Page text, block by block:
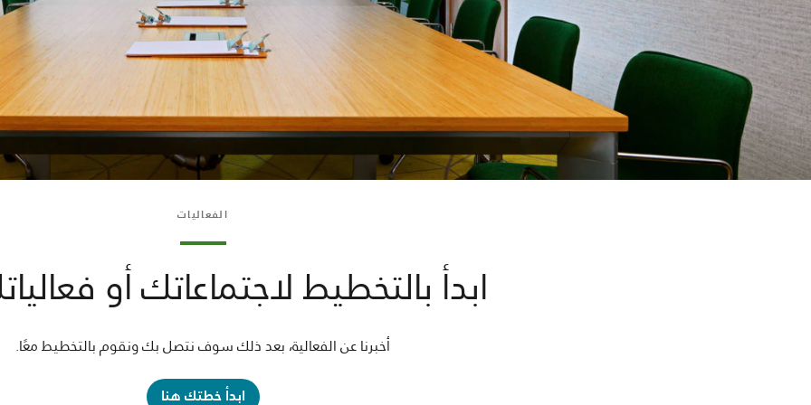
الفعاليات
ابدأ بالتخطيط لاجتماعاتك أو
أخبرنا عن الفعالية، بعد ذلك سوف نتصل بك ونقوم بالتخطيط معًا.
ابدأ خطتك هنا